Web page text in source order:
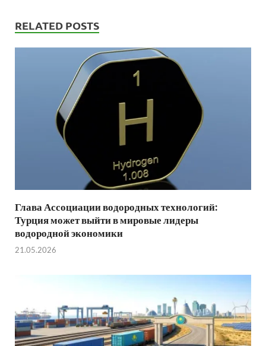
RELATED POSTS
Глава Ассоциации водородных технологий:
Турция может выйти в мировые лидеры
водородной экономики
21.05.2026